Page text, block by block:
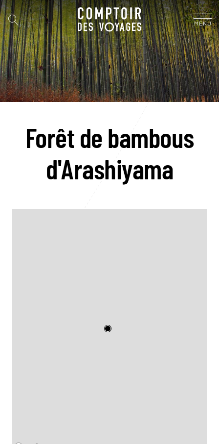
MENU
Forêt de bambous
d'Arashiyama